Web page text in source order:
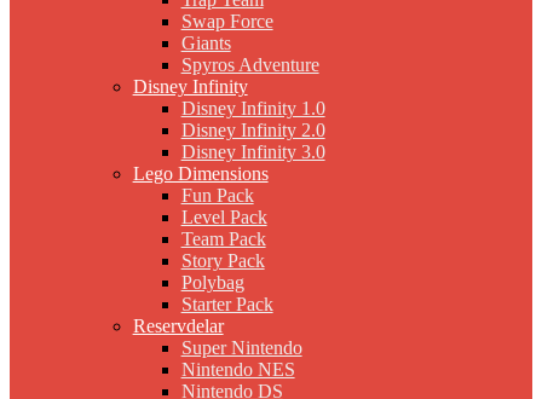
Swap Force
Giants
Spyros Adventure
Disney Infinity
Disney Infinity 1.0
Disney Infinity 2.0
Disney Infinity 3.0
Lego Dimensions
Fun Pack
Level Pack
Team Pack
Story Pack
Polybag
Starter Pack
Reservdelar
Super Nintendo
Nintendo NES
Nintendo DS